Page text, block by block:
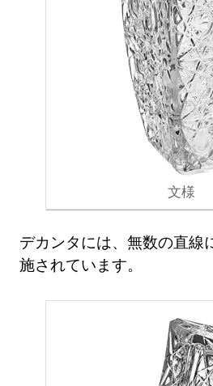
文様
デカンタには、無数の直線
施されています。